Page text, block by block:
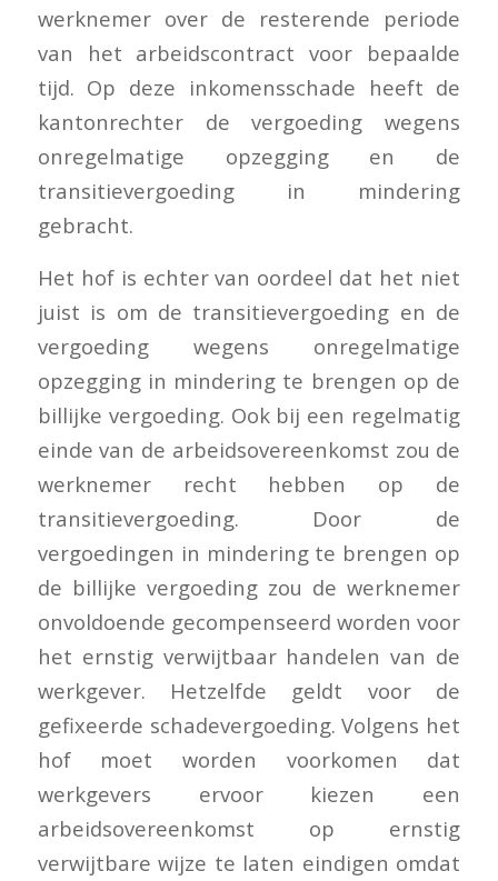
werknemer over de resterende periode
van het arbeidscontract voor bepaalde
tijd. Op deze inkomensschade heeft de
kantonrechter de vergoeding wegens
onregelmatige opzegging en de
transitievergoeding in mindering
gebracht.
Het hof is echter van oordeel dat het niet
juist is om de transitievergoeding en de
vergoeding wegens onregelmatige
opzegging in mindering te brengen op de
billijke vergoeding. Ook bij een regelmatig
einde van de arbeidsovereenkomst zou de
werknemer recht hebben op de
transitievergoeding. Door de
vergoedingen in mindering te brengen op
de billijke vergoeding zou de werknemer
onvoldoende gecompenseerd worden voor
het ernstig verwijtbaar handelen van de
werkgever. Hetzelfde geldt voor de
gefixeerde schadevergoeding. Volgens het
hof moet worden voorkomen dat
werkgevers ervoor kiezen een
arbeidsovereenkomst op ernstig
verwijtbare wijze te laten eindigen omdat